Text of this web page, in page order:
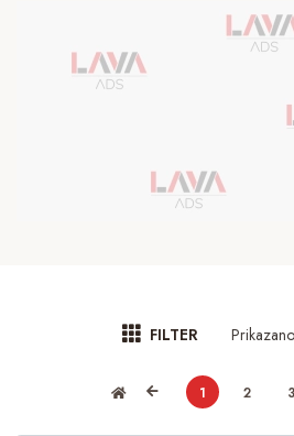
FILTER
1 2 3